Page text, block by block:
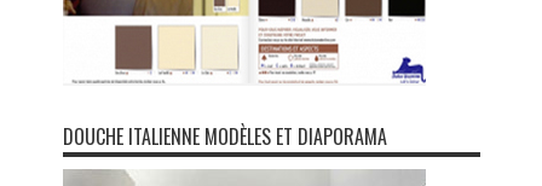
DOUCHE ITALIENNE MODÈLES ET DIAPORAMA